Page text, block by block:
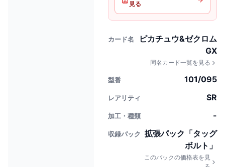
見る
カード名
ピカチュウ&ゼクロム
GX
同名カード一覧を見る
型番 101/095
レアリティ SR
加工・種類 -
収録パック
拡張パック「タッグ
ボルト」
このパックの価格表を見